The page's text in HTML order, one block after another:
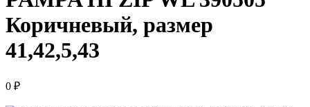
Коричневый, размер
41,42,5,43
0 ₽